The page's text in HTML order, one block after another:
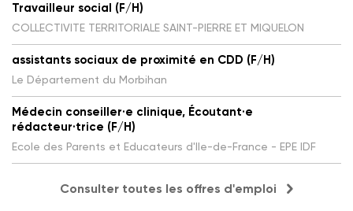
Travailleur social (F/H)
COLLECTIVITE TERRITORIALE SAINT-PIERRE ET MIQUELON
assistants sociaux de proximité en CDD (F/H)
Le Département du Morbihan
Médecin conseiller·e clinique, Écoutant·e
rédacteur·trice (F/H)
Ecole des Parents et Educateurs d'Ile-de-France - EPE IDF
Consulter toutes les offres d'emploi